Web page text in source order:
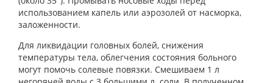
использованием капель или аэрозолей от насморка,
заложенности.
Для ликвидации головных болей, снижения
температуры тела, облегчения состояния больного
могут помочь солевые повязки. Смешиваем 1 л